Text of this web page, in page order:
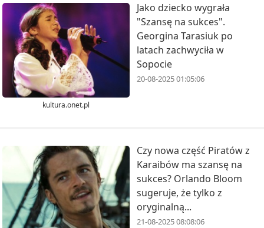
kultura.onet.pl
Jako dziecko wygrała
"Szansę na sukces".
Georgina Tarasiuk po
latach zachwyciła w
Sopocie
20-08-2025 01:05:06
Czy nowa część Piratów z
Karaibów ma szansę na
sukces? Orlando Bloom
sugeruje, że tylko z
oryginalną...
21-08-2025 08:08:06